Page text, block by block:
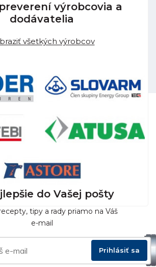
výrobcovia a
dodávatelia
všetkých výrobcov
do Vašej pošty
tipy a rady priamo na Váš
e-mail
Prihlásiť sa